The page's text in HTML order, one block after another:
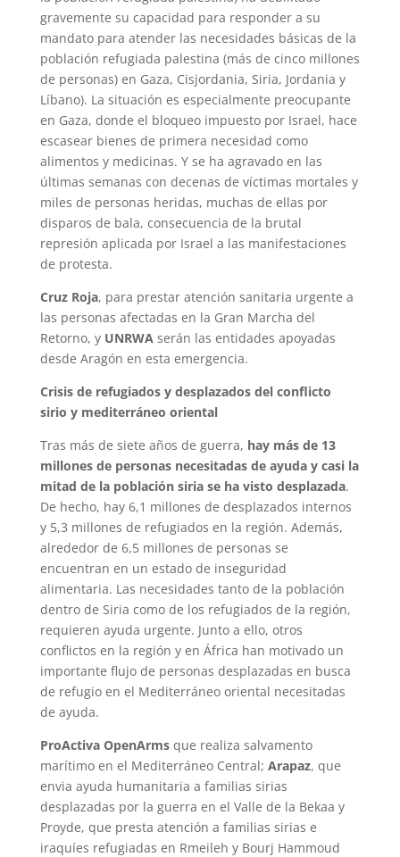
gravemente su capacidad para responder a su
mandato para atender las necesidades básicas de la
población refugiada palestina (más de cinco millones
de personas) en Gaza, Cisjordania, Siria, Jordania y
Líbano). La situación es especialmente preocupante
en Gaza, donde el bloqueo impuesto por Israel, hace
escasear bienes de primera necesidad como
alimentos y medicinas. Y se ha agravado en las
últimas semanas con decenas de víctimas mortales y
miles de personas heridas, muchas de ellas por
disparos de bala, consecuencia de la brutal
represión aplicada por Israel a las manifestaciones
de protesta.
Cruz Roja, para prestar atención sanitaria urgente a
las personas afectadas en la Gran Marcha del
Retorno, y UNRWAserán las entidades apoyadas
desde Aragón en esta emergencia.
Crisis de refugiados y desplazados del conflicto
sirio y mediterráneo oriental
Tras más de siete años de guerra, hay más de 13
millones de personas necesitadas de ayuda y casi la
mitad de la población siria se ha visto desplazada.
De hecho, hay 6,1 millones de desplazados internos
y 5,3 millones de refugiados en la región. Además,
alrededor de 6,5 millones de personas se
encuentran en un estado de inseguridad
alimentaria. Las necesidades tanto de la población
dentro de Siria como de los refugiados de la región,
requieren ayuda urgente. Junto a ello, otros
conflictos en la región y en África han motivado un
importante flujo de personas desplazadas en busca
de refugio en el Mediterráneo oriental necesitadas
de ayuda.
ProActiva OpenArmsque realiza salvamento
marítimo en el Mediterráneo Central; Arapaz, que
envia ayuda humanitaria a familias sirias
desplazadas por la guerra en el Valle de la Bekaa y
Proyde, que presta atención a familias sirias e
iraquíes refugiadas en Rmeileh y Bourj Hammoud